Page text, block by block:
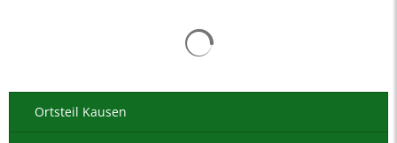
Ortsteil Kausen